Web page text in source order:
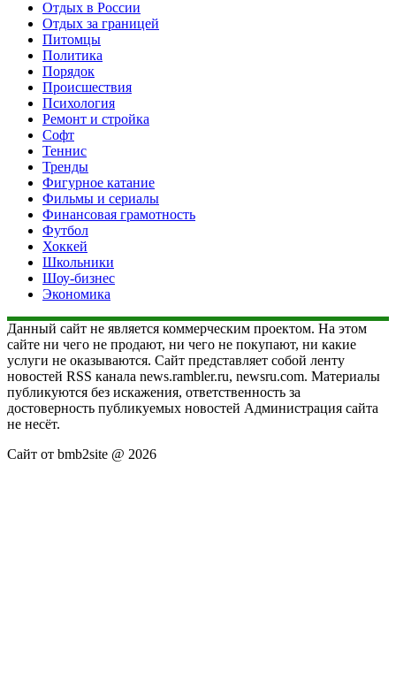
Отдых в России
Отдых за границей
Питомцы
Политика
Порядок
Происшествия
Психология
Ремонт и стройка
Софт
Теннис
Тренды
Фигурное катание
Фильмы и сериалы
Финансовая грамотность
Футбол
Хоккей
Школьники
Шоу-бизнес
Экономика
Данный сайт не является коммерческим проектом. На этом
сайте ни чего не продают, ни чего не покупают, ни какие
услуги не оказываются. Сайт представляет собой ленту
новостей RSS канала news.rambler.ru, newsru.com. Материалы
публикуются без искажения, ответственность за
достоверность публикуемых новостей Администрация сайта
не несёт.
Сайт от bmb2site @ 2026